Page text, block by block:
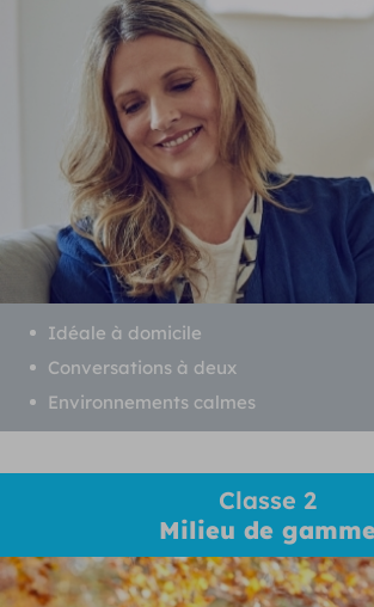
Idéale à domicile
Conversations à deux
Environnements calmes
Classe 2
Milieu de